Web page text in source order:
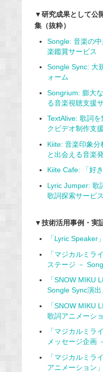
▼研究成果として公
集（抜粋）
Songle: 音楽の
楽鑑賞サービス
Songle Sync: 大
ォーム
Songrium: 膨大
る音楽視聴支援
TextAlive: 歌詞
クビデオ制作支
Kiite: 音楽印象分
と出会える音楽
Kiite Cafe: 「好
Lyric Jumper: 歌
歌詞探索サービス
▼技術活用事例・実
「Lyric Speaker
「マジカルミラ
ステージ －
「SNOW MIKU
Songle Sync演出
「SNOW MIKU
歌詞アニメーショ
「マジカルミラ
メッセージ企画
「マジカルミラ
アニメーション」